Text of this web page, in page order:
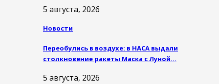
5 августа, 2026
Новости
Переобулись в воздухе: в НАСА выдали
столкновение ракеты Маска с Луной…
5 августа, 2026